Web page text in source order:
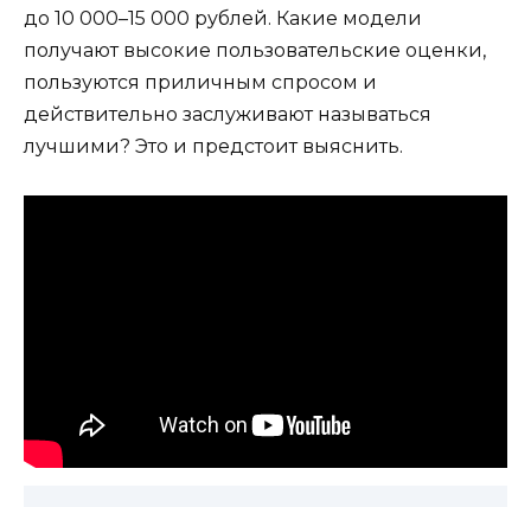
до 10 000–15 000 рублей. Какие модели
получают высокие пользовательские оценки,
пользуются приличным спросом и
действительно заслуживают называться
лучшими? Это и предстоит выяснить.